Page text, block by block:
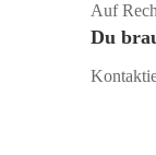
Auf
Du